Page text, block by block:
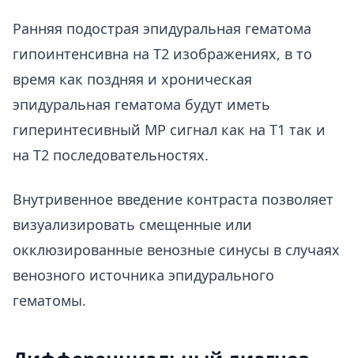
Ранняя подострая эпидуральная гематома
гипоинтенсивна на Т2 изображениях, в то
время как поздняя и хроническая
эпидуральная гематома будут иметь
гиперинтесивный МР сигнал как на Т1 так и
на Т2 последовательностях.
Внутривенное введение контраста позволяет
визуализировать смещенные или
окклюзированные венозные синусы в случаях
венозного источника эпидурального
гематомы.